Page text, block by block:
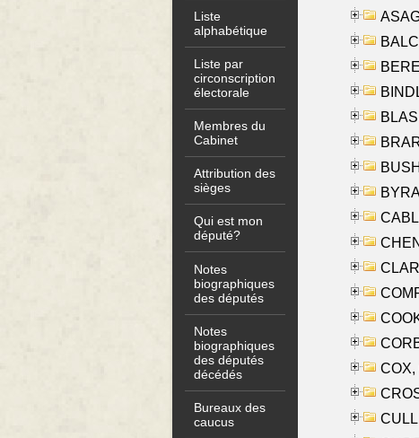
Liste
alphabétique
Liste par
circonscription
électorale
Membres du
Cabinet
Attribution des
sièges
Qui est mon
député?
Notes
biographiques
des députés
Notes
biographiques
des députés
décédés
Bureaux des
caucus
COX,